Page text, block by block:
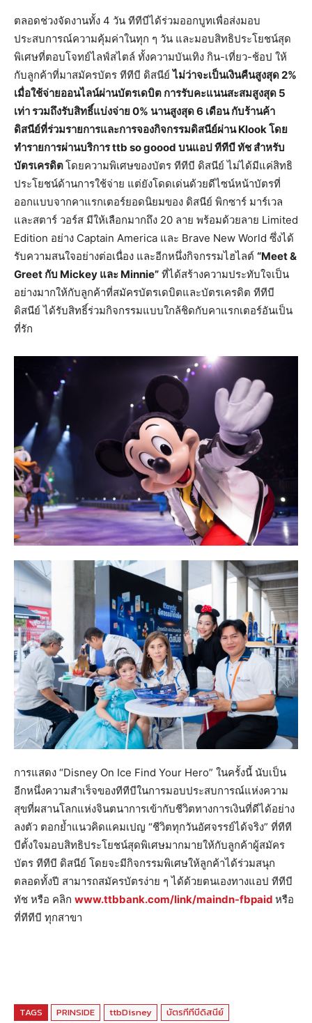
ตลอดช่วงจัดงานทั้ง 4 วัน ทีทีบีได้ร่วมออกบูทเพื่อส่งมอบ
ประสบการณ์ความคุ้มค่าในทุก ๆ วัน และมอบสิทธิประโยชน์สุด
พิเศษที่ตอบโจทย์ไลฟ์สไตล์ ทั้งความบันเทิง กิน-เที่ยว-ช้อป ให้
กับลูกค้าที่มาสมัครบัตร ทีทีบี ดิสนีย์ไม่ว่าจะเป็นเงินคืนสูงสุด 2%
เมื่อใช้จ่ายออนไลน์ผ่านบัตรเดบิต การรับคะแนนสะสมสูงสุด 5
เท่า รวมถึงรับสิทธิ์แบ่งจ่าย 0% นานสูงสุด 6 เดือน กับร้านค้า
ดิสนีย์ที่ร่วมรายการและการจองกิจกรรมดิสนีย์ผ่าน Klook โดย
ทำรายการผ่านบริการ ttb so goood บนแอป ทีทีบี ทัช สำหรับ
บัตรเครดิตโดยความพิเศษของบัตร ทีทีบี ดิสนีย์ ไม่ได้มีแค่สิทธิ
ประโยชน์ด้านการใช้จ่าย แต่ยังโดดเด่นด้วยดีไซน์หน้าบัตรที่
ออกแบบจากคาแรกเตอร์ยอดนิยมของ ดิสนีย์ พิกซาร์ มาร์เวล
และสตาร์ วอร์ส มีให้เลือกมากถึง 20 ลาย พร้อมด้วยลาย Limited
Edition อย่าง Captain America และ Brave New World ซึ่งได้
รับความสนใจอย่างต่อเนื่อง และอีกหนึ่งกิจกรรมไฮไลต์ “Meet &
Greet กับ Mickey และ Minnie” ที่ได้สร้างความประทับใจเป็น
อย่างมากให้กับลูกค้าที่สมัครบัตรเดบิตและบัตรเครดิต ทีทีบี
ดิสนีย์ ได้รับสิทธิ์ร่วมกิจกรรมแบบใกล้ชิดกับคาแรกเตอร์อันเป็น
ที่รัก
การแสดง “Disney On Ice Find Your Hero” ในครั้งนี้ นับเป็น
อีกหนึ่งความสำเร็จของทีทีบีในการมอบประสบการณ์แห่งความ
สุขที่ผสานโลกแห่งจินตนาการเข้ากับชีวิตทางการเงินที่ดีได้อย่าง
ลงตัว ตอกย้ำแนวคิดแคมเปญ “ชีวิตทุกวันอัศจรรย์ได้จริง” ที่ทีที
บีตั้งใจมอบสิทธิประโยชน์สุดพิเศษมากมายให้กับลูกค้าผู้สมัคร
บัตร ทีทีบี ดิสนีย์ โดยจะมีกิจกรรมพิเศษให้ลูกค้าได้ร่วมสนุก
ตลอดทั้งปี สามารถสมัครบัตรง่าย ๆ ได้ด้วยตนเองทางแอป ทีทีบี
ทัช หรือ คลิก www.ttbbank.com/link/maindn-fbpaid หรือ
ที่ทีทีบี ทุกสาขา
TAGS PRINSIDE ttbDisney บัตรทีทีบีดิสนีย์